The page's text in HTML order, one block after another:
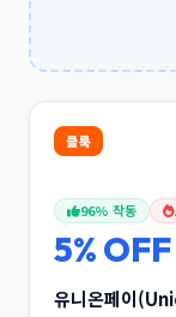
클룩
96% 작동
5% OFF
유니온페이